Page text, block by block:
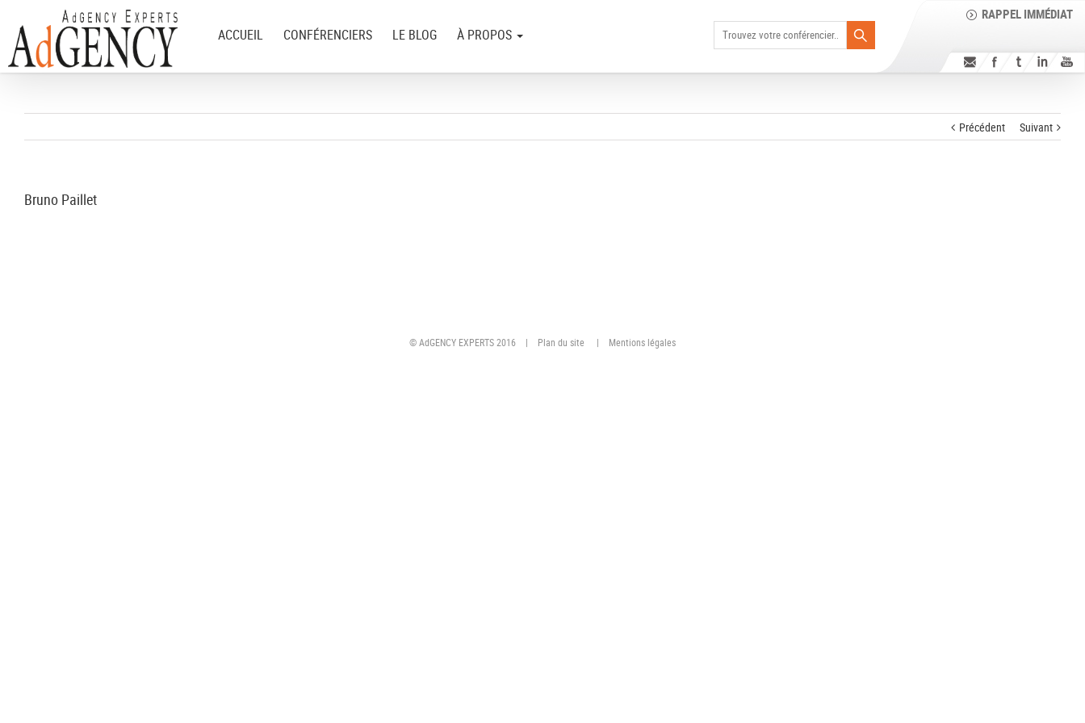
RAPPEL IMMÉDIAT
ACCUEIL CONFÉRENCIERS LE BLOG À PROPOS
Précédent Suivant
Bruno Paillet
© AdGENCY EXPERTS 2016 | Plan du site | Mentions légales